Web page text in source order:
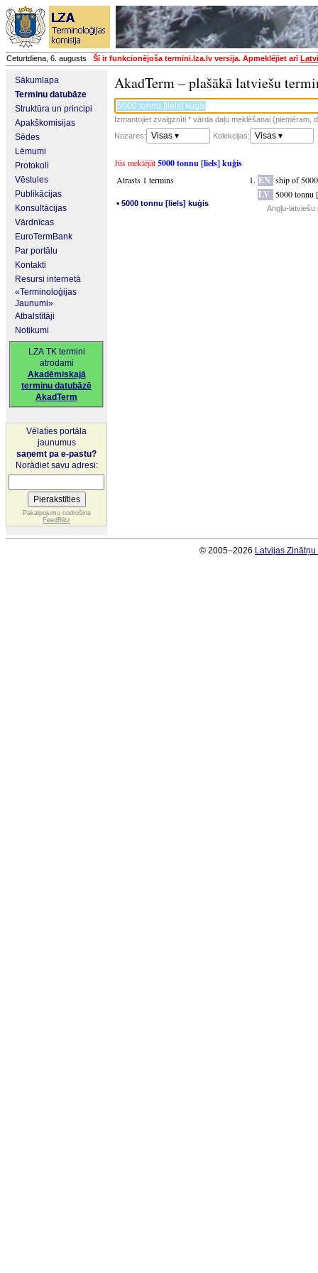
Ceturtdiena, 6. augusts Šī ir funkcionējoša termini.lza.lv versija. Apmeklējiet arī
Sākumlapa
Terminu datubāze
Struktūra un principi
Apakškomisijas
Sēdes
Lēmumi
Protokoli
Vēstules
Publikācijas
Konsultācijas
Vārdnīcas
EuroTermBank
Par portālu
Kontakti
Resursi internetā
«Terminoloģijas
Jaunumi»
Atbalstītāji
Notikumi
LZA TK termini
atrodami
Akadēmiskajā
terminu datubāzē
AkadTerm
Vēlaties portāla
jaunumus
saņemt pa e-pastu?
Norādiet savu adresi:
Pakalpojumu nodrošina
FeedBlitz
AkadTerm – plašākā latviešu
Izmantojiet zvaigznīti * vārda daļu meklēšanai (piemēram,
Nozares:
Visas ▾ Kolekcijas: Visas ▾
Jūs meklējāt5000 tonnu [liels] kuģis
Atrasts 1 termins
▪ 5000 tonnu [liels] kuģis
EN ship of
LV 5000 tonnu
Angļu-
© 2005–2026 Latvijas